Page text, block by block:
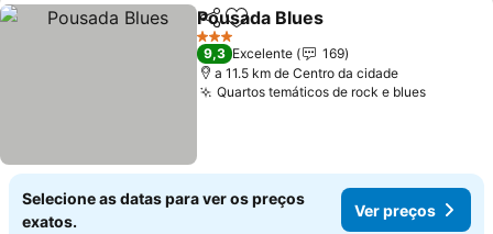
PartilharAdicionar aos favoritos
Pousada Blues
3 Estrelas
9,3 Excelente
169
a 11.5 km de Centro da cidade
Quartos temáticos de rock e bluesVer
Selecione as datas para ver os preços
exatos.
Ver preços